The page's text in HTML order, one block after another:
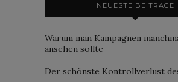
NEUESTE BEITRÄGE
Warum man Kampagnen
ansehen sollte
Der schönste Kontrollverlust